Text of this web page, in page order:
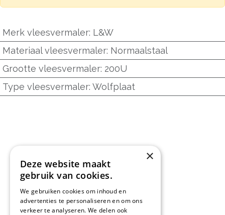
Merk vleesvermaler: L&W
Materiaal vleesvermaler: Normaalstaal
Grootte vleesvermaler: 200U
Type vleesvermaler: Wolfplaat
L&D Foodpartner BV
×
Deze website maakt
gebruik van cookies.
We gebruiken cookies om inhoud en
advertenties te personaliseren en om ons
verkeer te analyseren. We delen ook